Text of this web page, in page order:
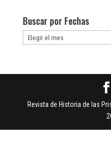
Buscar por Fechas
Buscar
por
Revista de Historia de las